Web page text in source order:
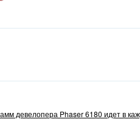
девелопера Phaser 6180 идет в